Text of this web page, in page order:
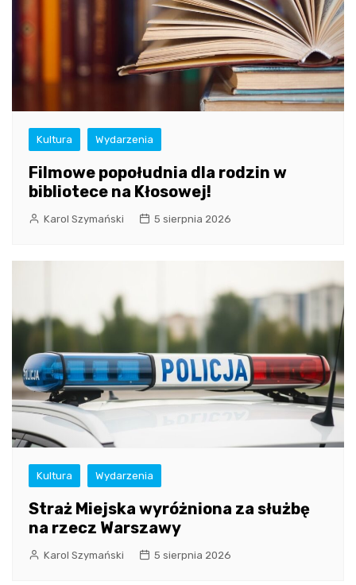
Kultura Wydarzenia
Filmowe popołudnia dla rodzin w
bibliotece na Kłosowej!
Karol Szymański 5 sierpnia 2026
Kultura Wydarzenia
Straż Miejska wyróżniona za służbę
na rzecz Warszawy
Karol Szymański 5 sierpnia 2026